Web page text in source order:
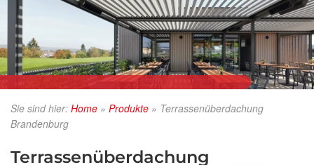
Sie sind hier: Home » Produkte » Terrassenüberdachung
Brandenburg
Terrassenüberdachung